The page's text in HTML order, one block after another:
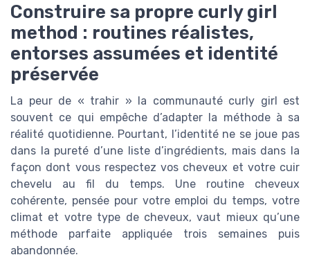
Construire sa propre curly girl
method : routines réalistes,
entorses assumées et identité
préservée
La peur de « trahir » la communauté curly girl est
souvent ce qui empêche d’adapter la méthode à sa
réalité quotidienne. Pourtant, l’identité ne se joue pas
dans la pureté d’une liste d’ingrédients, mais dans la
façon dont vous respectez vos cheveux et votre cuir
chevelu au fil du temps. Une routine cheveux
cohérente, pensée pour votre emploi du temps, votre
climat et votre type de cheveux, vaut mieux qu’une
méthode parfaite appliquée trois semaines puis
abandonnée.